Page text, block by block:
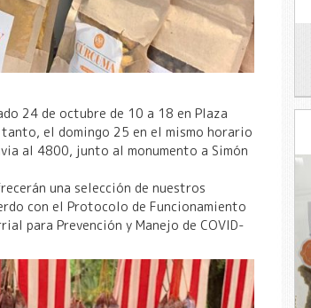
24 de octubre de 10 a 18 en Plaza
tanto, el domingo 25 en el mismo horario
al 4800, junto al monumento a Simón
una selección de nuestros
con el Protocolo de Funcionamiento
para Prevención y Manejo de COVID-